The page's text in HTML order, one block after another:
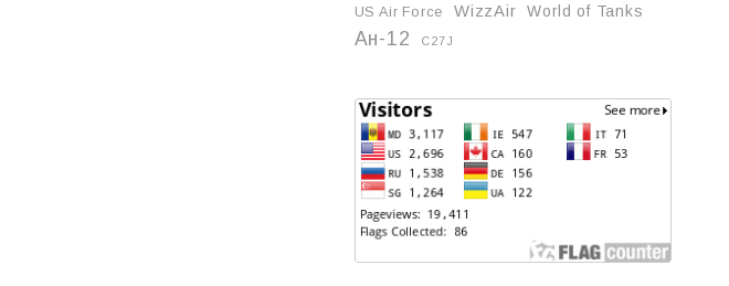
US Air Force WizzAir World of Tanks
Ан-12 С27J